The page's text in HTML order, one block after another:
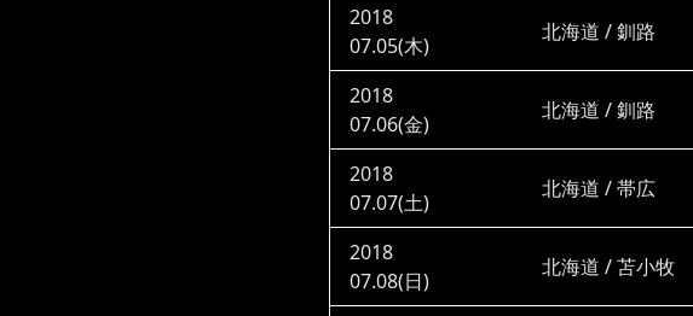
2018
07.05(木)
北海道 / 釧路
2018
07.06(金)
北海道 / 釧路
2018
07.07(土)
北海道 / 帯広
2018
07.08(日)
北海道 / 苫小牧